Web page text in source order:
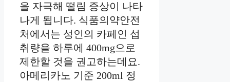
을 자극해 떨림 증상이 나타
나게 됩니다. 식품의약안전
처에서는 성인의 카페인 섭
취량을 하루에 400mg으로
제한할 것을 권고하는데요.
아메리카노 기준 200ml 정